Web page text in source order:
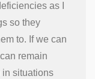
as I
so they
to. If we can
remain
in situations